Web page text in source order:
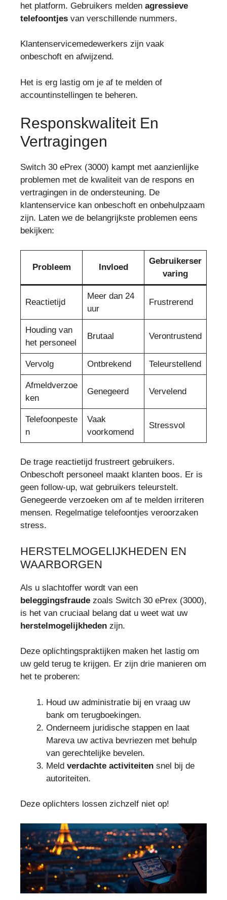
het platform. Gebruikers melden agressieve
telefoontjes van verschillende nummers.
Klantenservicemedewerkers zijn vaak
onbeschoft en afwijzend.
Het is erg lastig om je af te melden of
accountinstellingen te beheren.
Responskwaliteit En
Vertragingen
Switch 30 ePrex (3000) kampt met aanzienlijke
problemen met de kwaliteit van de respons en
vertragingen in de ondersteuning. De
klantenservice kan onbeschoft en onbehulpzaam
zijn. Laten we de belangrijkste problemen eens
bekijken:
Probleem Invloed
Gebruikerser
varing
Reactietijd
Meer dan 24
uur
Frustrerend
Houding van
het personeel
Brutaal Verontrustend
Vervolg Ontbrekend Teleurstellend
Afmeldverzoe
ken
Genegeerd Vervelend
Telefoonpeste
n
Vaak
voorkomend
Stressvol
De trage reactietijd frustreert gebruikers.
Onbeschoft personeel maakt klanten boos. Er is
geen follow-up, wat gebruikers teleurstelt.
Genegeerde verzoeken om af te melden irriteren
mensen. Regelmatige telefoontjes veroorzaken
stress.
HERSTELMOGELIJKHEDEN EN
WAARBORGEN
Als u slachtoffer wordt van een
beleggingsfraude zoals Switch 30 ePrex (3000),
is het van cruciaal belang dat u weet wat uw
herstelmogelijkheden zijn.
Deze oplichtingspraktijken maken het lastig om
uw geld terug te krijgen. Er zijn drie manieren om
het te proberen:
Houd uw administratie bij en vraag uw
bank om terugboekingen.
Onderneem juridische stappen en laat
Mareva uw activa bevriezen met behulp
van gerechtelijke bevelen.
Meld verdachte activiteiten snel bij de
autoriteiten.
Deze oplichters lossen zichzelf niet op!